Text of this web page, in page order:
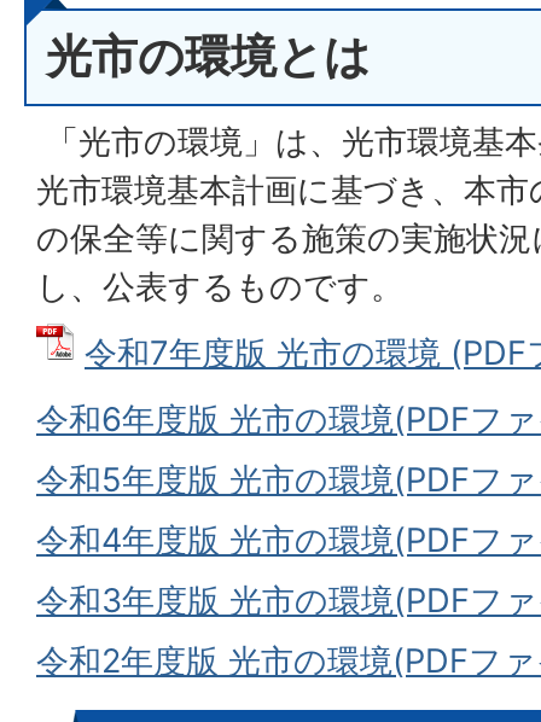
光市の環境とは
「光市の環境」は、光市環境基
光市環境基本計画に基づき、本
の保全等に関する施策の実施状
し、公表するものです。
令和7年度版 光市の環境
令和6年度版 光市の環境(PDFフ
令和5年度版 光市の環境(PDFフ
令和4年度版 光市の環境(PDFフ
令和3年度版 光市の環境(PDFフ
令和2年度版 光市の環境(PDFフ